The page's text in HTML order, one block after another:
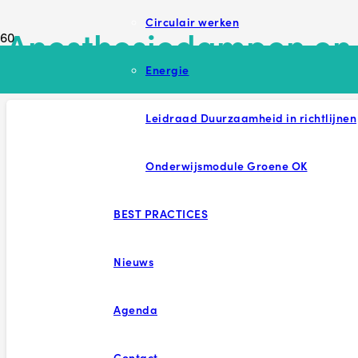
Circulair werken
Energie
Leidraad Duurzaamheid in richtlijnen
Onderwijsmodule Groene OK
BEST PRACTICES
Nieuws
Agenda
Anesthesiedampen